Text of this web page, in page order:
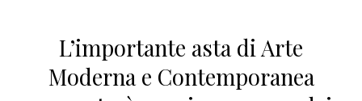
L’importante asta di Arte
Moderna e Contemporanea